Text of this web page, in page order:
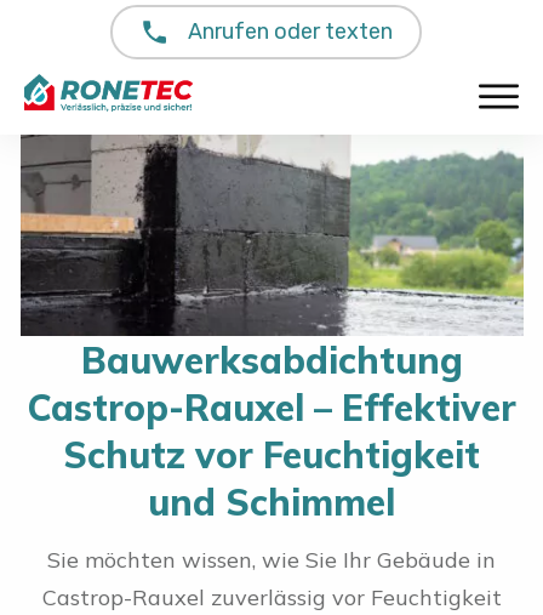
Anrufen oder texten
Bauwerksabdichtung
Castrop-Rauxel – Effektiver
Schutz vor Feuchtigkeit
und Schimmel
Sie möchten wissen, wie Sie Ihr Gebäude in
Castrop-Rauxel zuverlässig vor Feuchtigkeit